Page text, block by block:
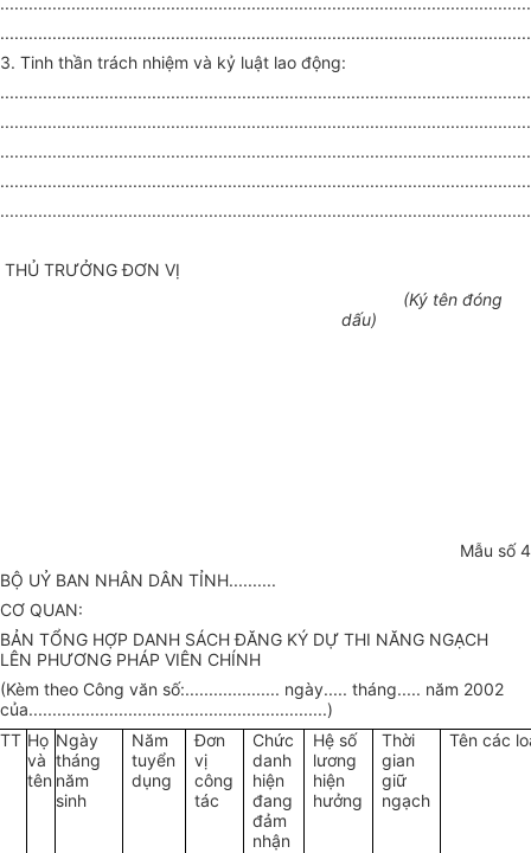
3. Tinh thần trách nhiệm và kỷ luật lao động:
THỦ TRƯỞNG ĐƠN VỊ
(Ký tên đóng
dấu)
Mẫu số 4
BỘ UỶ BAN NHÂN DÂN TỈNH..........
CƠ QUAN:
BẢN TỔNG HỢP DANH SÁCH ĐĂNG KÝ DỰ THI NĂNG NGẠCH
LÊN PHƯƠNG PHÁP VIÊN CHÍNH
(Kèm theo Công văn số:.................... ngày..... tháng..... năm 2002
của...............................................................)
TT Họ
và
tên
Ngày
tháng
năm
sinh
Năm
tuyển
dụng
Đơn
vị
công
tác
Chức
danh
hiện
đang
đảm
nhận
Hệ số
lương
hiện
hưởng
Thời
gian
giữ
ngạch
Tên các